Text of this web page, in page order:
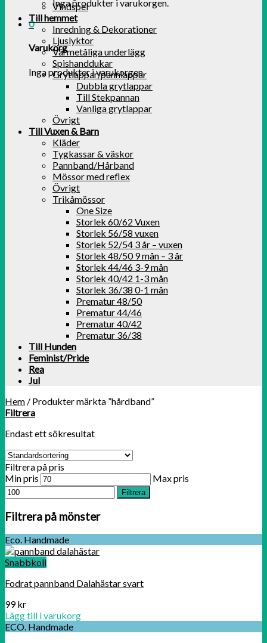
Inga produkter i varukorgen.
0
Varukorg
Inga produkter i varukorgen.
Vindspel
Till hemmet
Inredning & Dekorationer
Ljuslyktor
Värmetåliga underlägg
Spishanddukar
Grytlappar/pannlappar
Dubbla grytlappar
Till Stekpannan
Vanliga grytlappar
Övrigt
Till Vuxen & Barn
Kläder
Tygkassar & väskor
Pannband/Hårband
Mössor med reflex
Övrigt
Trikåmössor
One Size
Storlek 60/62 Vuxen
Storlek 56/58 vuxen
Storlek 52/54 3 år – vuxen
Storlek 48/50 9 mån – 3 år
Storlek 44/46 3-9 mån
Storlek 40/42 1-3 mån
Storlek 36/38 0-1 mån
Prematur 48/50
Prematur 44/46
Prematur 40/42
Prematur 36/38
Till Hunden
Feminist/Pride
Rea
Jul
Hem / Produkter märkta ”hårdband”
Filtrera
Endast ett sökresultat
Filtrera på pris
Min pris
Max pris
Filtrera
Filtrera på mönster
Eco. Handmade
Snabbkoll
Fodrat pannband Dalahästar svart
99kr
Lägg till i varukorg
ECO. Handmade